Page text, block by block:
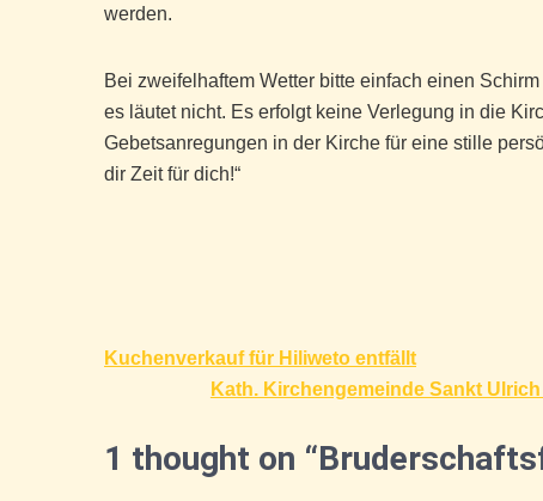
werden.
Bei zweifelhaftem Wetter bitte einfach einen
es läutet nicht. Es erfolgt keine Verlegung in die
Gebetsanregungen in der Kirche für eine stille
dir Zeit für dich!“
Beitragsnavigation
Kuchenverkauf für Hiliweto entfällt
Kath. Kirchengemeinde Sankt
1 thought on